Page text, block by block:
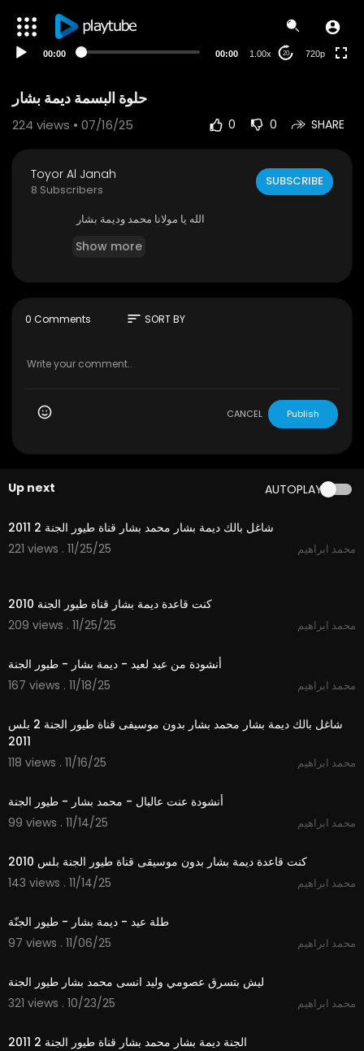
00:00 00:00 1.00x 20 720p
حلوة البسمة ديمة بشار
224 views • 07/16/25 0 0 SHARE
Toyor Al Janah
8 Subscribers
SUBSCRIBE
الله يا مولانا محمد وديمة بشار
Show more
0 Comments sort SORT BY
CANCEL Publish
Up next AUTOPLAY
4:43
شاغل بالك ديمة بشار محمد بشار قناة طيور الجنة 2 2011
221 views . 11/25/25
محمد ابراهيم
كنت قاعدة ديمة بشار قناة طيور الجنة 2010
209 views . 11/25/25
محمد ابراهيم
أنشودة من عيد لعيد - ديمة بشار - طيور الجنة
167 views . 11/18/25
محمد ابراهيم
شاغل بالك ديمة بشار محمد بشار بدون موسيفى قناة طيور الجنة 2 بلس
2011
118 views . 11/16/25
محمد ابراهيم
أنشودة عنت عالبال - محمد بشار - طيور الجنة
99 views . 11/14/25
محمد ابراهيم
كنت قاعدة ديمة بشار بدون موسيقى قناة طيور الجنة بلس 2010
143 views . 11/14/25
محمد ابراهيم
طلة عيد - ديمة بشار - طيور الجنّة
97 views . 11/06/25
محمد ابراهيم
ليش بتسرق عصومي وليد انسى محمد بشار طيور الجنة
321 views . 10/23/25
محمد ابراهيم
الجنة ديمة بشار محمد بشار قناة طيور الجنة 2 2011